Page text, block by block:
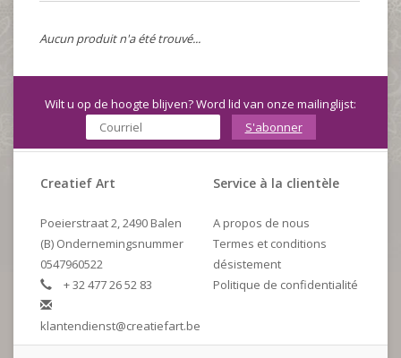
Aucun produit n'a été trouvé...
Wilt u op de hoogte blijven? Word lid van onze mailinglijst:
S'abonner
Creatief Art
Poeierstraat 2, 2490 Balen
(B) Ondernemingsnummer
0547960522
+ 32 477 26 52 83
klantendienst@creatiefart.be
Service à la clientèle
A propos de nous
Termes et conditions
désistement
Politique de confidentialité